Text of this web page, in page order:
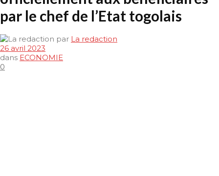
par le chef de l’Etat togolais
par La redaction
26 avril 2023
dans ECONOMIE
0